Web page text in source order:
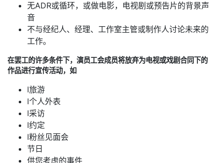
无ADR或循环，或做电影，电视剧或预告片的背景声
音
不与经纪人、经理、工作室主管或制作人讨论未来的
工作。
在罢工的许多条件下，演员工会成员将放弃为电视或戏剧合同下的
作品进行宣传活动，如
l旅游
l个人外表
l采访
l约定
l粉丝见面会
节日
供您考虑的事件